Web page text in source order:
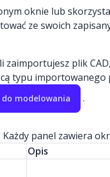
oknie lub
ze swoich
plik
typu importowanego
modelowania .
panel zawiera
Opis